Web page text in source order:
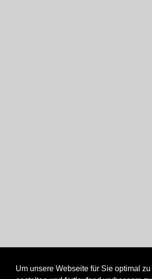
Um unsere Webseite für Sie optimal zu